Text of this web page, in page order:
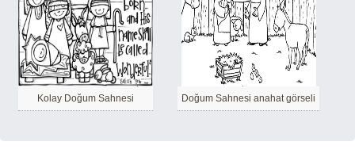
Kolay Doğum Sahnesi Doğum Sahnesi anahat görseli